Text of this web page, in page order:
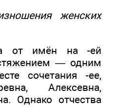
женских
от имён на -ей
— одним
сочетания -ее,
Алексевна,
Однако отчества